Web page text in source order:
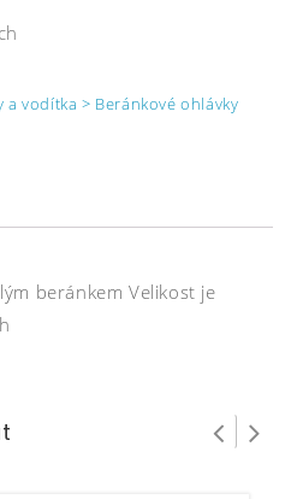
a vodítka > Beránkové ohlávky
beránkem Velikost je